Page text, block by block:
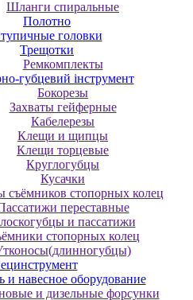
Шланги спиральные
Полотно
головки
Трещотки
Ремкомплекты
губцевий інструмент
Бокорезы
Захваты гейферные
Кабелерезы
Клещи и щипцы
Клещи торцевые
Круглогубцы
Кусачки
съёмников стопорных колец
переставные
и пассатижи
стопорных колец
и навесное оборудование
и дизельные форсунки